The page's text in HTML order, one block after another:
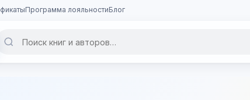
Программа лояльностиБлог